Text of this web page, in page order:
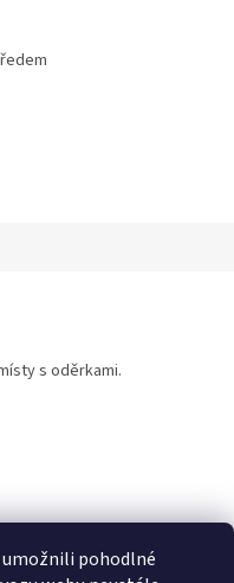
umožnili pohodlné
s oděrkami.